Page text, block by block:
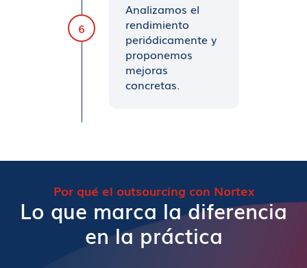
6
Analizamos el
rendimiento
periódicamente y
proponemos
mejoras
concretas.
Por qué el outsourcing con Nortex
Lo que marca la diferencia
en la práctica